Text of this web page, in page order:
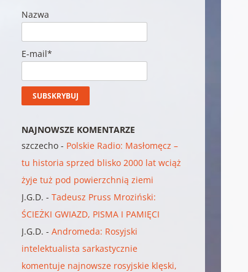
Nazwa
E-mail*
NAJNOWSZE KOMENTARZE
szczecho - Polskie Radio: Masłomęcz –
tu historia sprzed blisko 2000 lat wciąż
żyje tuż pod powierzchnią ziemi
J.G.D. -Tadeusz Pruss Mroziński:
ŚCIEŻKI GWIAZD, PISMA I PAMIĘCI
J.G.D. -Andromeda: Rosyjski
intelektualista sarkastycznie
komentuje najnowsze rosyjskie klęski,